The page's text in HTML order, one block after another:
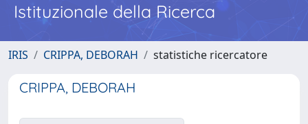
Istituzionale della Ricerca
IRIS CRIPPA, DEBORAH statistiche ricercatore
CRIPPA, DEBORAH